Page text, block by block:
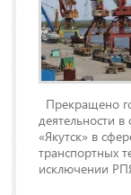
Прекращено
деятельности
«Якутск» в
транспортных
исключении